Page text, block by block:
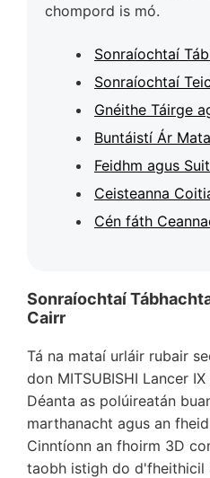
chompord is mó.
Sonraíochtaí
Sonraíochtaí
Gnéithe Táirge
Buntáistí Ár
Feidhm agus
Ceisteanna
Cén fáth
Sonraíochtaí
Cairr
Tá na mataí urláir rubair
don MITSUBISHI Lancer
Déanta as polúireatán
marthanacht agus an
Cinntíonn an fhoirm 3D
taobh istigh do d'fheithicil